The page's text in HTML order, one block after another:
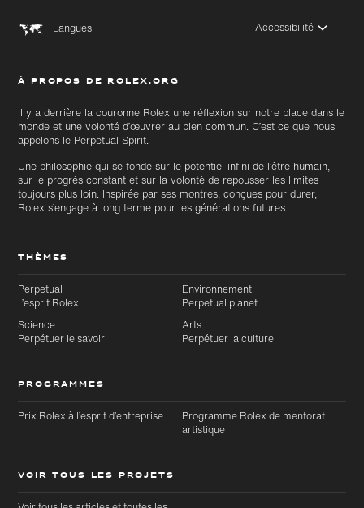
Accéder
principal
Accéder
de page
Langues Accessibilité
À PROPOS DE ROLEX.ORG
Il y a derrière la couronne Rolex une réflexion sur notre place dans le
monde et une volonté d’œuvrer au bien commun. C’est ce que nous
appelons le Perpetual Spirit.
Une philosophie qui se fonde sur le potentiel infini de l’être humain,
sur le progrès constant et sur la volonté de repousser les limites
toujours plus loin. Inspirée par ses montres, conçues pour durer,
Rolex s’engage à long terme pour les générations futures.
THÈMES
Perpetual
L’esprit Rolex
Environnement
Perpetual planet
Science
Perpétuer le savoir
Arts
Perpétuer la culture
PROGRAMMES
Prix Rolex à l’esprit d’entreprise
Programme Rolex de mentorat
artistique
VOIR TOUS LES PROJETS